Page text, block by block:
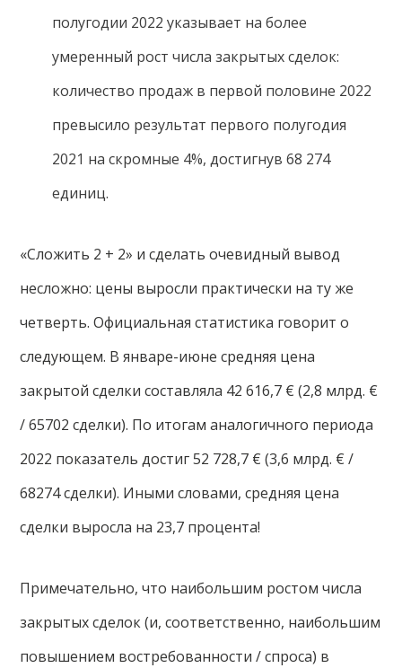
полугодии 2022 указывает на более
умеренный рост числа закрытых сделок:
количество продаж в первой половине 2022
превысило результат первого полугодия
2021 на скромные 4%, достигнув 68 274
единиц.
«Сложить 2 + 2» и сделать очевидный вывод
несложно: цены выросли практически на ту же
четверть. Официальная статистика говорит о
следующем. В январе-июне средняя цена
закрытой сделки составляла 42 616,7 € (2,8 млрд. €
/ 65702 сделки). По итогам аналогичного периода
2022 показатель достиг 52 728,7 € (3,6 млрд. € /
68274 сделки). Иными словами, средняя цена
сделки выросла на 23,7 процента!
Примечательно, что наибольшим ростом числа
закрытых сделок (и, соответственно, наибольшим
повышением востребованности / спроса) в